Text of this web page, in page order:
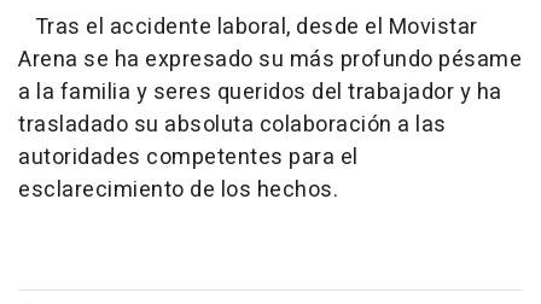
Tras el accidente laboral, desde el Movistar
Arena se ha expresado su más profundo pésame
a la familia y seres queridos del trabajador y ha
trasladado su absoluta colaboración a las
autoridades competentes para el
esclarecimiento de los hechos.